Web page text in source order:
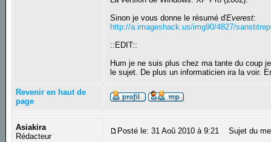
Sinon je vous donne le résumé d'Everest:
http://a.imageshack.us/img90/4827/
::EDIT::
Hum je ne suis plus chez ma tante du coup
le sujet. De plus un informaticien ira la voir.
Revenir en haut de
page
Asiakira
Rédacteur
Posté le: 31 Aoû 2010 à 9:21 Sujet du